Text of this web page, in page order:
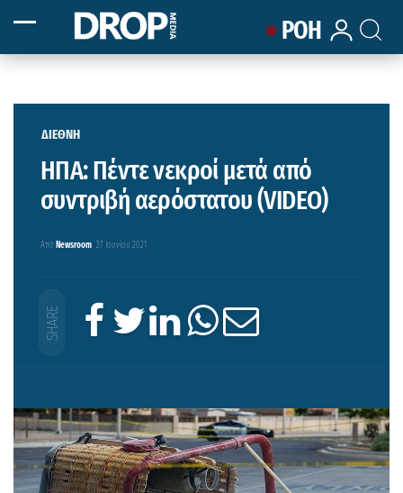
ΡΟΗ
ΔΙΕΘΝΗ
ΗΠΑ: Πέντε νεκροί μετά από
συντριβή αερόστατου (VIDEO)
Από Newsroom 27 Ιουνίου 2021